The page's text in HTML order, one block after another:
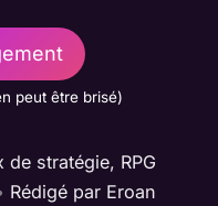
peut être brisé)
de stratégie, RPG
Rédigé par Eroan